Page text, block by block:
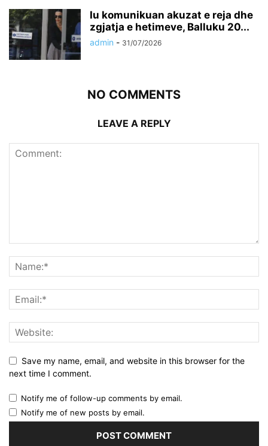
Iu komunikuan akuzat e reja dhe
zgjatja e hetimeve, Balluku 20...
admin - 31/07/2026
NO COMMENTS
LEAVE A REPLY
Save my name, email, and website in this browser for the
next time I comment.
Notify me of follow-up comments by email.
Notify me of new posts by email.